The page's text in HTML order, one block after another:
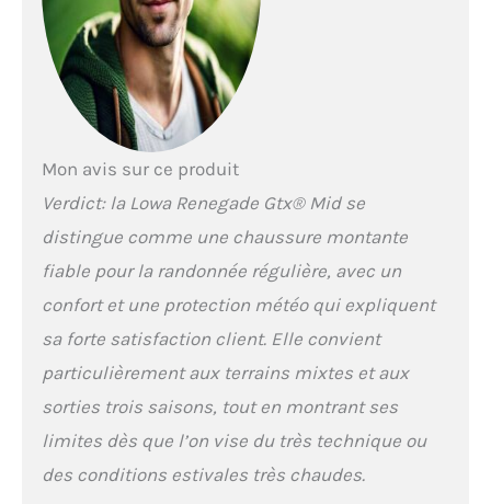
Mon avis sur ce produit
Verdict: la Lowa Renegade Gtx® Mid se
distingue comme une chaussure montante
fiable pour la randonnée régulière, avec un
confort et une protection météo qui expliquent
sa forte satisfaction client. Elle convient
particulièrement aux terrains mixtes et aux
sorties trois saisons, tout en montrant ses
limites dès que l’on vise du très technique ou
des conditions estivales très chaudes.